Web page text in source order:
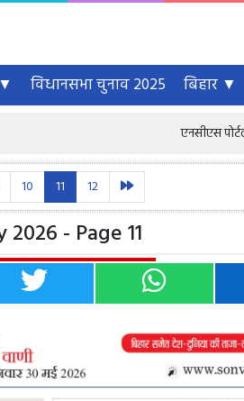
विधानसभा चुनाव 2025 बिहार ▼
एनसीएस पोर्टल पर 6.46
10 11 12
- Page 11